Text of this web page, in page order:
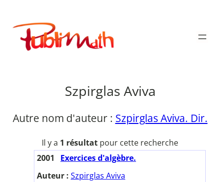
contenu
Publimath
Szpirglas Aviva
Autre nom d'auteur : Szpirglas Aviva. Dir.
Il y a 1 résultat pour cette recherche
2001
Exercices d'algèbre.
Auteur : Szpirglas Aviva